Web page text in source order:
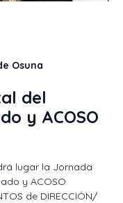
Osuna
del
y ACOSO
lugar la Jornada
y ACOSO
de DIRECCIÓN/